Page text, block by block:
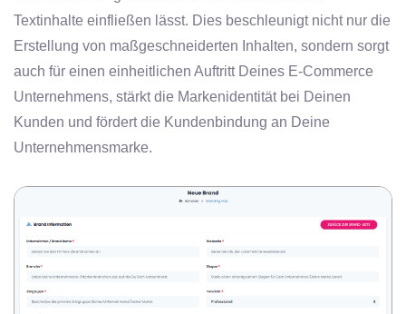
Textinhalte einfließen lässt. Dies beschleunigt nicht nur die
Erstellung von maßgeschneiderten Inhalten, sondern sorgt
auch für einen einheitlichen Auftritt Deines E-Commerce
Unternehmens, stärkt die Markenidentität bei Deinen
Kunden und fördert die Kundenbindung an Deine
Unternehmensmarke.